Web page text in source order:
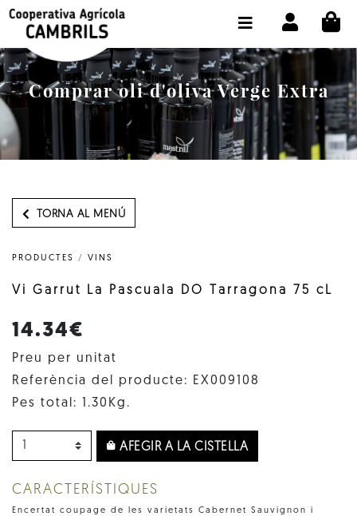
Comprar oli d'oliva Verge Extra
TORNA AL MENÚ
PRODUCTES / VINS
Vi Garrut La Pascuala DO Tarragona 75 cL
14.34€
Preu per unitat
Referència del producte: EX009108
Pes total: 1.30Kg.
AFEGIR A LA CISTELLA
CARACTERÍSTIQUES
Encertat coupage de les varietats Cabernet Sauvignon i
BOTIGA COMPRA ONLINE
LA COOPERATIVA
OLEOTOUR
PRODUCTES
EL NOSTRE OLI
SELECCIONAR IDIOMA: CAT